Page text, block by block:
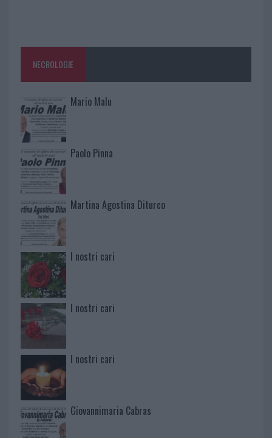
NECROLOGIE
Mario Malu
Paolo Pinna
Martina Agostina Diturco
I nostri cari
I nostri cari
I nostri cari
Giovannimaria Cabras